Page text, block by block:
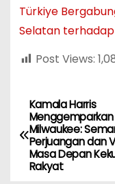
Türkiye
Selatan terhadap
Post Views:
N
a
v
Kamala Harris
Menggemparkan
Milwaukee:
Perjuangan dan
Masa Depan
Rakyat